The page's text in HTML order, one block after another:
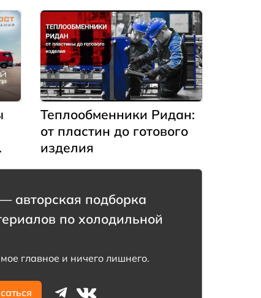
Теплообменники Ридан:
от пластин до готового
изделия
авторская подборка
по холодильной
главное и ничего лишнего.